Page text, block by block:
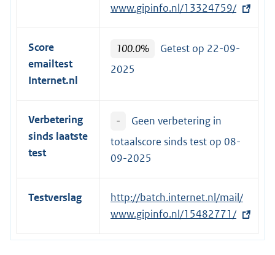
x
t
n
n
k
www.gipinfo.nl/13324759/
Score
emailtest
Internet.nl
100.0%
Getest op 22-09-
2025
Verbetering
sinds laatste
test
-
Geen verbetering in
totaalscore sinds test op 08-
09-2025
Testverslag
E
x
t
http://batch.internet.nl/mail/
www.gipinfo.nl/15482771/